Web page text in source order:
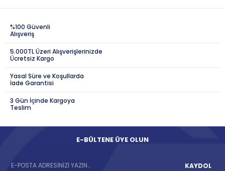
%100 Güvenli
Alışveriş
5.000TL Üzeri Alışverişlerinizde
Ücretsiz Kargo
Yasal Süre ve Koşullarda
İade Garantisi
3 Gün İçinde Kargoya
Teslim
E-BÜLTENE ÜYE OLUN
KAYDOL